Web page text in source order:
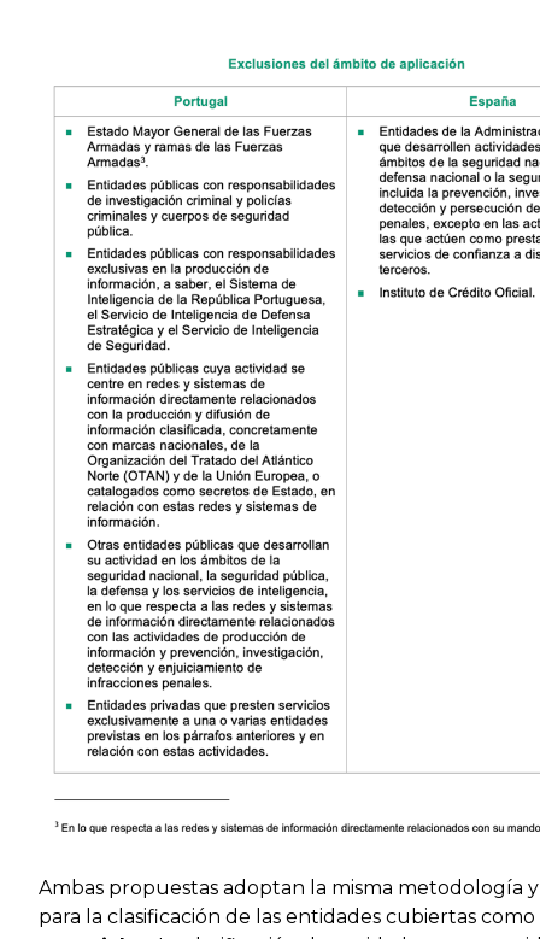
Ambas propuestas adoptan la misma metodología
para la clasificación de las entidades cubiertas